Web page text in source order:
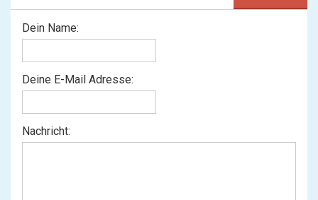
Dein Name:
Deine E-Mail Adresse:
Nachricht: